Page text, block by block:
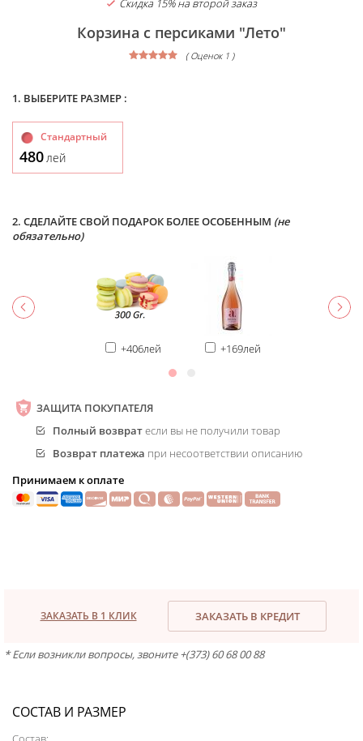
Скидка 15% на второй заказ
Корзина с персиками "Лето"
( Оценок 1 )
1. ВЫБЕРИТЕ РАЗМЕР :
Стандартный
480лей
2. СДЕЛАЙТЕ СВОЙ ПОДАРОК БОЛЕЕ ОСОБЕННЫМ (не
обязательно)
+406лей +169лей
ЗАЩИТА ПОКУПАТЕЛЯ
Полный возвратесли вы не получили товар
Возврат платежа при несоответствии описанию
Принимаем к оплате
ЗАКАЗАТЬ В 1 КЛИК ЗАКАЗАТЬ В КРЕДИТ
* Если возникли вопросы, звоните +(373) 60 68 00 88
СОСТАВ И РАЗМЕР